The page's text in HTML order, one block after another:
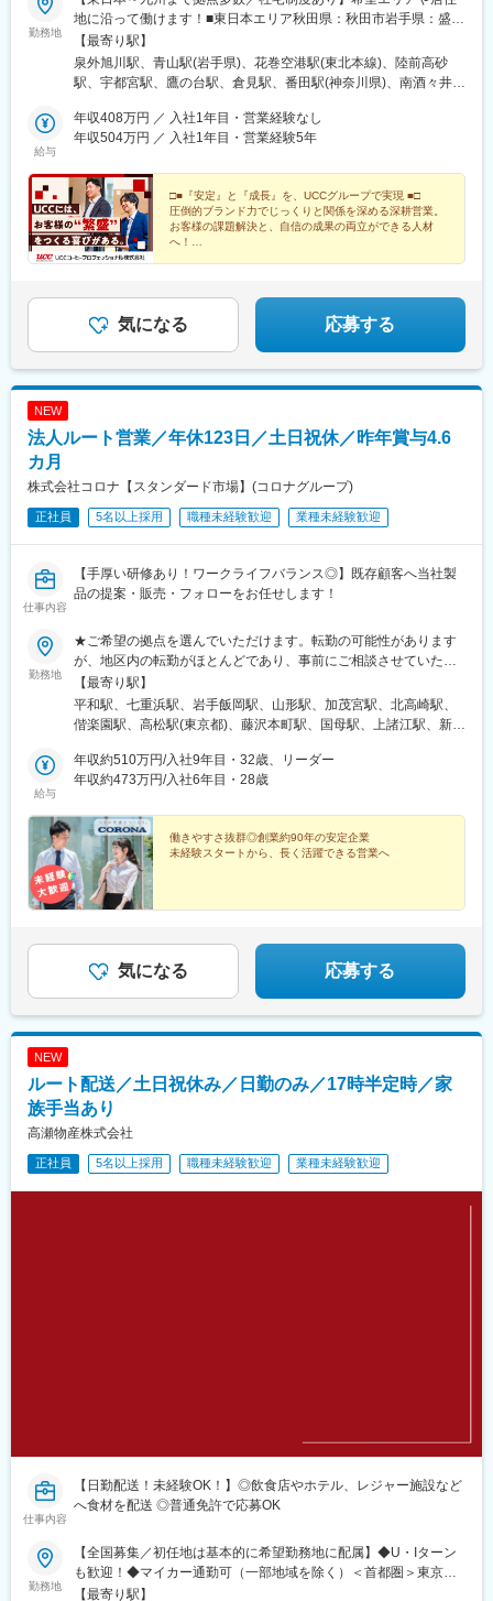
砂町駅、東京テレポート駅、新橋駅、新宿三丁目駅、新宿駅(東京
メトロ)、秋葉原駅、大手町駅(東京都)、秋津駅、高幡不動駅、豊
田駅、吉祥寺駅、後楽園駅、池袋駅、錦糸町駅、立川北駅、北千
住駅、佐野市駅、氏家駅、宇都宮大学陽東キャンパス駅、江曽島
町駅、西鉄福岡駅、竹下駅、福間駅、折尾駅、スペースワールド
駅、大牟田駅、大橋駅(福岡県)、博多駅、戸畑駅、小倉駅(福岡
三宮駅(阪神)、甲子園駅、仁川駅、学園都市駅、ハーバーランド
駅、道場南口駅、飾磨駅、浦添前田駅、てだこ浦西駅、小禄駅、
古島駅、おもろまち駅、木曽川駅、栄生駅、栄町駅(愛知県)、名古
屋駅、東海通駅、西高蔵駅、大須観音駅、岡山駅前駅、京都駅、
水道町駅、熊本駅前駅、東飯能駅、南四日市駅、鹿児島中央駅、
駅、津田沼駅、千葉駅、京成船橋駅、公園駅、茨木駅、なんば駅
(地下鉄)、高槻市駅、日本橋駅(大阪府)、梅田駅(地下鉄)、西梅田
駅、長崎駅前駅、虎ノ門駅、原宿駅、神泉駅、牛込神楽坂駅、銀
座駅、上野駅、大森駅(東京都)、桜街道駅、西小山駅、赤羽岩淵
駅、九品仏駅、高松駅(東京都)、台場駅、汐留駅、新宿御苑前駅、
京都)、住吉駅(東京都)、立川駅、陽東３丁目駅、朝倉街道駅、通
谷駅、天神駅、祇園駅(福岡県)、平和通駅、三宮・花時計前駅、久
緑道公園駅、九条駅(京都府)、熊本城・市役所前駅、二本木口駅、
追分駅(三重県)、都通駅、高島町駅、高津駅(神奈川県)、日吉町
駅、第一通り駅、京成津田沼駅、栄町駅(千葉県)、東海神駅、井野
駅、上野御徒町駅、奥沢駅、泉体育館駅、東京国際クルーズター
ミナル駅、内幸町駅、西武新宿駅、淡路町駅、二重橋前駅、水道
勤務地
地に沿って働けます！■東日本エリア秋田県：秋田市岩手県：盛岡
市、花巻市宮城県：仙台市栃木県：宇都宮市■首都圏エリア東京
都：立川市神奈川：寒川町、相模原市千葉県：佐倉市埼玉県：川
口市、熊谷市■中部エリア長野県：長野市、松本市静岡県：沼津市
畿エリア滋賀県：栗東市京都府：京都市大阪府：門真市、佐野市
兵庫県：豊岡市、神戸市、姫路市■中国エリア鳥取県：鳥取市島根
県：松山市徳島県：徳島市高知県：高知市■九州エリア福岡県：福
岡市鹿児島県：鹿児島市
【最寄り駅】
泉外旭川駅、青山駅(岩手県)、花巻空港駅(東北本線)、陸前高砂
駅、宇都宮駅、鷹の台駅、倉見駅、番田駅(神奈川県)、南酒々井
県)、大場駅、東岡崎駅、朝菜町駅、三ツ屋駅、福井口駅、手原
駅、上鳥羽口駅、門真市駅、鶴原駅、豊岡駅(兵庫県)、医療センタ
駅(香川県)、久米駅、阿波富田駅、桟橋通三丁目駅、貝塚駅(福岡
県)、慈眼寺駅、南公園駅、計算科学センター駅
給与
年収408万円 ／ 入社1年目・営業経験なし
年収504万円 ／ 入社1年目・営業経験5年
□■『安定』と『成長』を、UCCグループで実現 ■□
圧倒的ブランド力でじっくりと関係を深める深耕営業。
お客様の課題解決と、自信の成果の両立ができる人材
へ！
気になる 応募する
NEW
法人ルート営業／年休123日／土日祝休／昨年賞与4.6
カ月
株式会社コロナ【スタンダード市場】(コロナグループ)
正社員 5名以上採用 職種未経験歓迎 業種未経験歓迎
仕事内容
【手厚い研修あり！ワークライフバランス◎】既存顧客へ当社製
品の提案・販売・フォローをお任せします！
勤務地
★ご希望の拠点を選んでいただけます。転勤の可能性があります
が、地区内の転勤がほとんどであり、事前にご相談させていただ
きます。＜北海道地区＞・北海道／札幌市・函館市＜北東北地区
＞・岩手県／盛岡市・山形県／山形市＜関東地区＞・埼玉県／さ
いたま市・群馬県／高崎市・茨城県／水戸市・東京都／立川市・
県／金沢市・富山県／富山市・福井県／福井市・長野県／松本
市・長野市＜東海地区＞・愛知県／名古屋市・静岡県／静岡市・
田市・香川県／高松市・滋賀県／大津市・兵庫県／神戸市・京都
府／福知山市＜中国地区＞・広島県／広島市・岡山県／岡山市・
山口県／周南市＜九州地区＞・鹿児島県／鹿児島市・熊本県／熊
本市・宮崎県／宮崎市※受動喫煙防止対策：屋内全面分煙（屋外喫
煙可能場所あり）
【最寄り駅】
平和駅、七重浜駅、岩手飯岡駅、山形駅、加茂宮駅、北高崎駅、
偕楽園駅、高松駅(東京都)、藤沢本町駅、国母駅、上諸江駅、新庄
町駅、西岐阜駅、高茶屋駅、南吹田駅、栗林公園駅、上栄町駅、
西明石駅、福知山市民病院口駅、下祇園駅、備前西市駅、徳山
駅、大津駅、びわ湖浜大津駅
給与
年収約510万円/入社9年目・32歳、リーダー
年収約473万円/入社6年目・28歳
働きやすさ抜群◎創業約90年の安定企業
未経験スタートから、長く活躍できる営業へ
気になる 応募する
NEW
ルート配送／土日祝休み／日勤のみ／17時半定時／家
族手当あり
高瀬物産株式会社
正社員 5名以上採用 職種未経験歓迎 業種未経験歓迎
仕事内容
【日勤配送！未経験OK！】◎飲食店やホテル、レジャー施設など
へ食材を配送 ◎普通免許で応募OK
勤務地
【全国募集／初任地は基本的に希望勤務地に配属】◆U・Iターン
も歓迎！◆マイカー通勤可（一部地域を除く）＜首都圏＞東京都
江東区/練馬区/足立区/小平市神奈川県横浜市/平塚市/相模原市千葉
【最寄り駅】